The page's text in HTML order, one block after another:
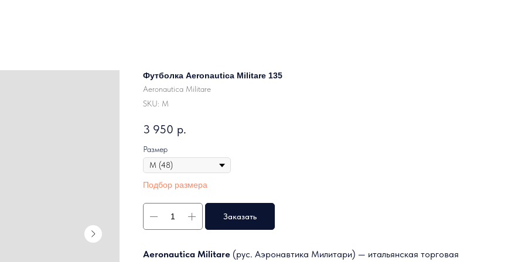
Футболка Aeronautica Militare 135
Aeronautica Militare
SKU: M
3 950 р.
Размер
Подбор размера
Заказать
Aeronautica Militare (рус. Аэронавтика Милитари) — итальянская торговая